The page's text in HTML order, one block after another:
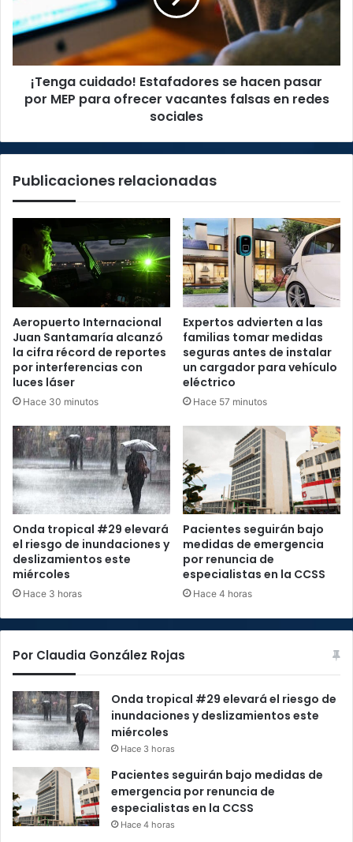
pasar
por
MEP
para
ofrecer
vacantes
redes
¡Tenga cuidado! Estafadores se hacen pasar
por MEP para ofrecer vacantes falsas en redes
sociales
Publicaciones relacionadas
Aeropuerto Internacional
Juan Santamaría alcanzó
la cifra récord de reportes
por interferencias con
luces láser
Hace 30 minutos
Expertos advierten a las
familias tomar medidas
seguras antes de instalar
un cargador para vehículo
eléctrico
Hace 57 minutos
Onda tropical #29 elevará
el riesgo de inundaciones y
deslizamientos este
miércoles
Hace 3 horas
Pacientes seguirán bajo
medidas de emergencia
por renuncia de
especialistas en la CCSS
Hace 4 horas
Por Claudia González Rojas
Onda tropical #29 elevará el riesgo de
inundaciones y deslizamientos este
miércoles
Hace 3 horas
Pacientes seguirán bajo medidas de
emergencia por renuncia de
especialistas en la CCSS
Hace 4 horas